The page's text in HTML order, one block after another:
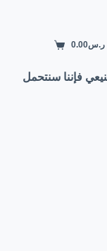
ر.س0.00
فإننا سنتحمل